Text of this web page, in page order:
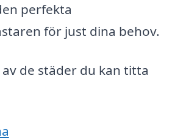
perfekta
för just dina behov.
de städer du kan titta